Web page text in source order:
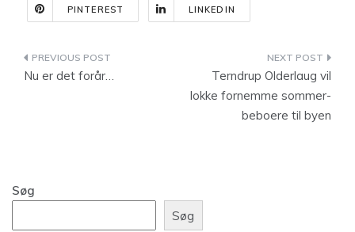
PINTEREST LINKEDIN
Indlægsnavigation
Nu er det forår…
Terndrup Olderlaug vil
lokke fornemme sommer-
beboere til byen
Søg
Søg